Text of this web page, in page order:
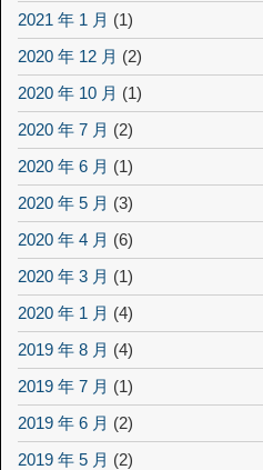
2021 年 1 月 (1)
2020 年 12 月 (2)
2020 年 10 月 (1)
2020 年 7 月 (2)
2020 年 6 月 (1)
2020 年 5 月 (3)
2020 年 4 月 (6)
2020 年 3 月 (1)
2020 年 1 月 (4)
2019 年 8 月 (4)
2019 年 7 月 (1)
2019 年 6 月 (2)
2019 年 5 月 (2)